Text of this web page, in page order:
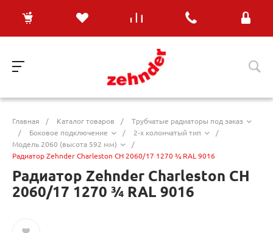
Главная / Каталог товаров /
Трубчатые радиаторы под заказ
/
Боковое подключение / 2-х колончатый тип
/
Модель 2060 (высота 592 мм)
/
Радиатор Zehnder Charleston CH 2060/17 1270 ¾ RAL 9016
Радиатор Zehnder Charleston CH
2060/17 1270 ¾ RAL 9016